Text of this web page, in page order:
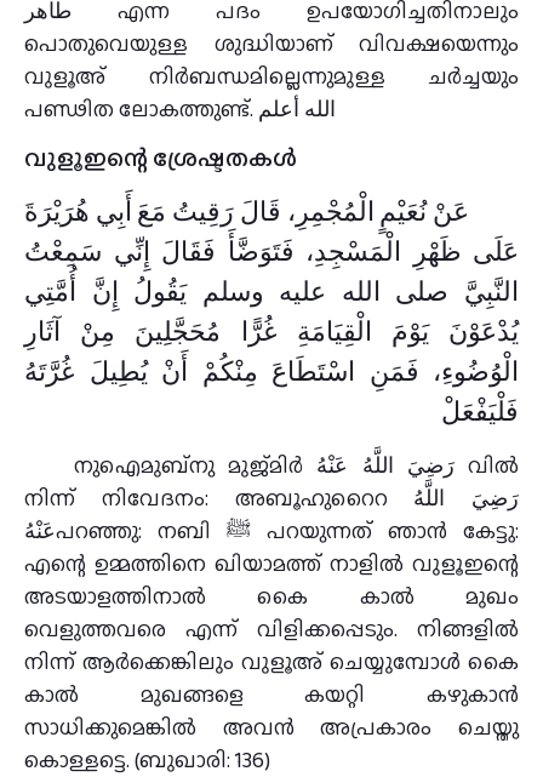
طاهر എന്ന പദം ഉപയോഗിച്ചതിനാലും
പൊതുവെയുള്ള ശുദ്ധിയാണ് വിവക്ഷയെന്നും
വുളൂഅ് നിർബന്ധമില്ലെന്നുമുള്ള ചർച്ചയും
പണ്ഢിത ലോകത്തുണ്ട്. الله أعلم
വുളൂഇന്റെ ശ്രേഷ്ടതകൾ
عَنْ نُعَيْمٍ الْمُجْمِرِ، قَالَ رَقِيتُ مَعَ أَبِي هُرَيْرَةَ
عَلَى ظَهْرِ الْمَسْجِدِ، فَتَوَضَّأَ فَقَالَ إِنِّي سَمِعْتُ
النَّبِيَّ صلى الله عليه وسلم يَقُولُ إِنَّ أُمَّتِي
يُدْعَوْنَ يَوْمَ الْقِيَامَةِ غُرًّا مُحَجَّلِينَ مِنْ آثَارِ
الْوُضُوءِ، فَمَنِ اسْتَطَاعَ مِنْكُمْ أَنْ يُطِيلَ غُرَّتَهُ
فَلْيَفْعَلْ
നുഐമുബ്നു മുജ്മിർ رَضِيَ اللَّهُ عَنْهُ വിൽ
നിന്ന് നിവേദനം: അബൂഹുറൈറ رَضِيَ اللَّهُ
عَنْهُപറഞ്ഞു: നബി ﷺ പറയുന്നത് ഞാൻ കേട്ടു:
എന്റെ ഉമ്മത്തിനെ ഖിയാമത്ത് നാളിൽ വുളൂഇന്റെ
അടയാളത്തിനാൽ കൈ കാൽ മുഖം
വെളുത്തവരെ എന്ന് വിളിക്കപ്പെടും. നിങ്ങളിൽ
നിന്ന് ആർക്കെങ്കിലും വുളൂഅ് ചെയ്യുമ്പോൾ കൈ
കാൽ മുഖങ്ങളെ കയറ്റി കഴുകാൻ
സാധിക്കുമെങ്കിൽ അവൻ അപ്രകാരം ചെയ്തു
കൊള്ളട്ടെ. (ബുഖാരി: 136)